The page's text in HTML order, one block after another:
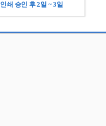
인쇄 승인 후 2일 ~ 3일